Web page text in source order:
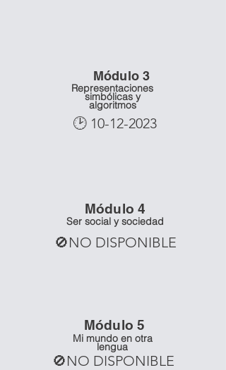
Módulo 3
Representaciones
simbólicas y
algoritmos
🕑 10-12-2023
Módulo 4
Ser social y sociedad
🚫NO DISPONIBLE
Módulo 5
Mi mundo en otra
lengua
🚫NO DISPONIBLE